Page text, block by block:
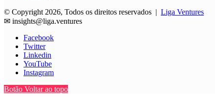
© Copyright 2026, Todos os direitos reservados | Liga Ventures
✉ insights@liga.ventures
Facebook
Twitter
Linkedin
YouTube
Instagram
Botão Voltar ao topo